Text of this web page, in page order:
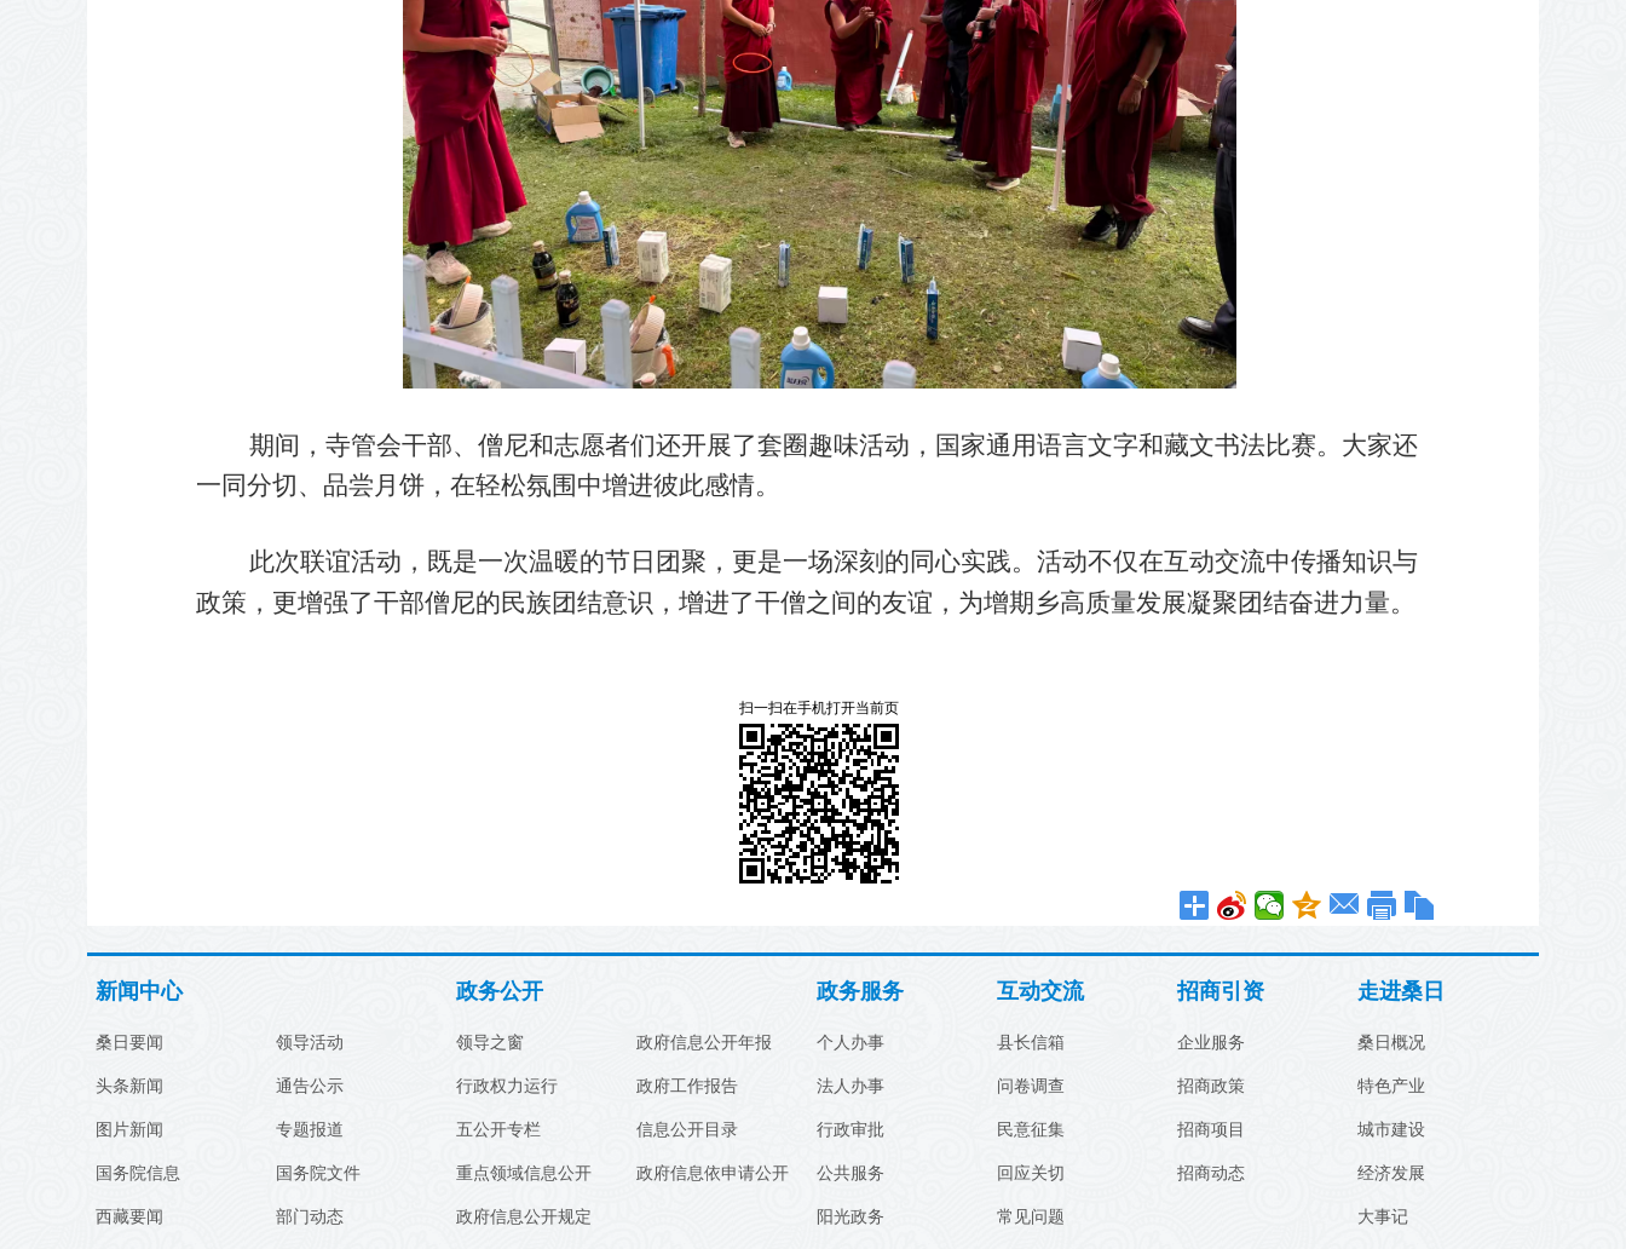
期间，寺管会干部、僧尼和志愿者们还开展了套圈趣味活动，国家通用语言文字和藏文书法比赛。大家还
一同分切、品尝月饼，在轻松氛围中增进彼此感情。
此次联谊活动，既是一次温暖的节日团聚，更是一场深刻的同心实践。活动不仅在互动交流中传播知识与
政策，更增强了干部僧尼的民族团结意识，增进了干僧之间的友谊，为增期乡高质量发展凝聚团结奋进力量。
扫一扫在手机打开当前页
新闻中心
桑日要闻
头条新闻
图片新闻
国务院信息
西藏要闻
领导活动
通告公示
专题报道
国务院文件
部门动态
政务公开
领导之窗
行政权力运行
五公开专栏
重点领域信息公开
政府信息公开规定
政府信息公开年报
政府工作报告
信息公开目录
政府信息依申请公开
政务服务
个人办事
法人办事
行政审批
公共服务
阳光政务
互动交流
县长信箱
问卷调查
民意征集
回应关切
常见问题
招商引资
企业服务
招商政策
招商项目
招商动态
走进桑日
桑日概况
特色产业
城市建设
经济发展
大事记